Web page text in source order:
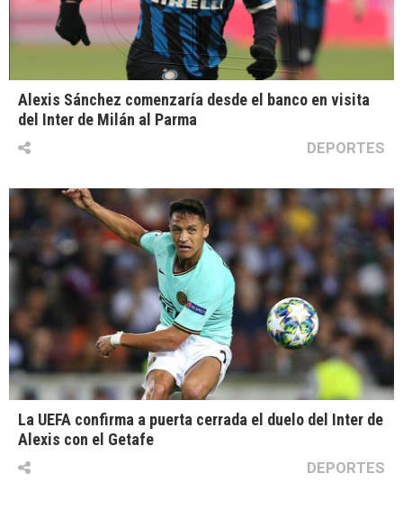
Alexis Sánchez comenzaría desde el banco en visita
del Inter de Milán al Parma
DEPORTES
La UEFA confirma a puerta cerrada el duelo del Inter de
Alexis con el Getafe
DEPORTES